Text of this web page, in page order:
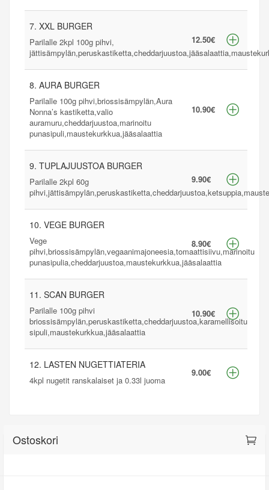
7. XXL BURGER
Parilalle 2kpl 100g pihvi,
12.50€
8. AURA BURGER
Parilalle 100g pihvi,briossisämpylän,Aura
Nonna’s kastiketta,valio
auramuru,cheddarjuustoa,marinoitu
punasipuli,maustekurkkua,jääsalaattia
10.90€
9. TUPLAJUUSTOA BURGER
Parilalle 2kpl 60g
9.90€
10. VEGE BURGER
Vege
pihvi,briossisämpylän,vegaanimajoneesia,tomaattisiivu,marinoitu
punasipulia,cheddarjuustoa,maustekurkkua,jääsalaattia
8.90€
11. SCAN BURGER
Parilalle 100g pihvi
briossisämpylän,peruskastiketta,cheddarjuustoa,karamellisoitu
sipuli,maustekurkkua,jääsalaattia
10.90€
12. LASTEN NUGETTIATERIA
4kpl nugetit ranskalaiset ja 0.33l juoma
9.00€
Ostoskori